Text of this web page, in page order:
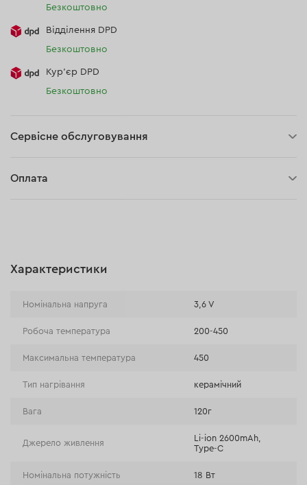
Безкоштовно
Відділення DPD
Безкоштовно
Кур’єр DPD
Безкоштовно
Сервісне обслуговування
Оплата
Оплата на розрахунковий рахунок (Традиційний переказ)
Оплата при отриманні в магазині
Характеристики
Номінальна напруга 3,6 V
Робоча температура 200-450
Максимальна температура 450
Тип нагрівання керамічний
Вага 120г
Джерело живлення
Li-ion 2600mAh,
Type-C
Номінальна потужність 18 Вт